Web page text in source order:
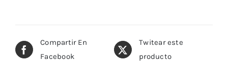
Compartir En
Facebook
Twitear este
producto